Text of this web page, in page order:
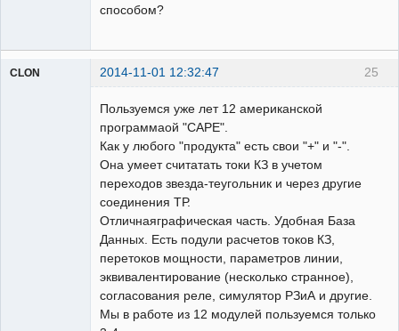
способом?
25
CLON 2014-11-01 12:32:47
Пользуемся уже лет 12 американской
программаой "САРЕ".
Как у любого "продукта" есть свои "+" и "-".
Она умеет считатать токи КЗ в учетом
переходов звезда-теугольник и через другие
соединения ТР.
Отличнаяграфическая часть. Удобная База
Данных. Есть подули расчетов токов КЗ,
перетоков мощности, параметров линии,
эквивалентирование (несколько странное),
согласования реле, симулятор РЗиА и другие.
Мы в работе из 12 модулей пользуемся только